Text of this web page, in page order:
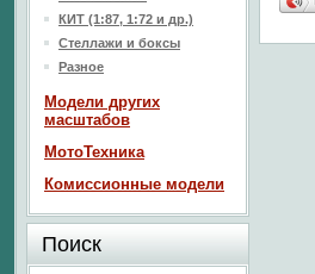
КИТ (1:87, 1:72 и др.)
Стеллажи и боксы
Разное
Модели других
масштабов
МотоТехника
Комиссионные модели
Поиск